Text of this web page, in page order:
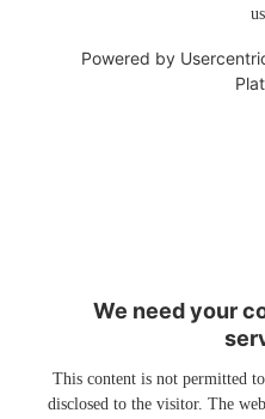
Powered by
We need your
This content is not permitted
disclosed to the visitor. The